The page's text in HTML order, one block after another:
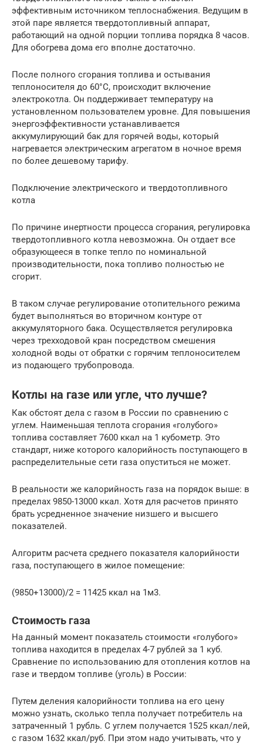
эффективным источником теплоснабжения. Ведущим в
этой паре является твердотопливный аппарат,
работающий на одной порции топлива порядка 8 часов.
Для обогрева дома его вполне достаточно.
После полного сгорания топлива и остывания
теплоносителя до 60°С, происходит включение
электрокотла. Он поддерживает температуру на
установленном пользователем уровне. Для повышения
энергоэффективности устанавливается
аккумулирующий бак для горячей воды, который
нагревается электрическим агрегатом в ночное время
по более дешевому тарифу.
Подключение электрического и твердотопливного
котла
По причине инертности процесса сгорания, регулировка
твердотопливного котла невозможна. Он отдает все
образующееся в топке тепло по номинальной
производительности, пока топливо полностью не
сгорит.
В таком случае регулирование отопительного режима
будет выполняться во вторичном контуре от
аккумуляторного бака. Осуществляется регулировка
через трехходовой кран посредством смешения
холодной воды от обратки с горячим теплоносителем
из подающего трубопровода.
Котлы на газе или угле, что лучше?
Как обстоят дела с газом в России по сравнению с
углем. Наименьшая теплота сгорания «голубого»
топлива составляет 7600 ккал на 1 кубометр. Это
стандарт, ниже которого калорийность поступающего в
распределительные сети газа опуститься не может.
В реальности же калорийность газа на порядок выше: в
пределах 9850-13000 ккал. Хотя для расчетов принято
брать усредненное значение низшего и высшего
показателей.
Алгоритм расчета среднего показателя калорийности
газа, поступающего в жилое помещение:
(9850+13000)/2 = 11425 ккал на 1м3.
Стоимость газа
На данный момент показатель стоимости «голубого»
топлива находится в пределах 4-7 рублей за 1 куб.
Сравнение по использованию для отопления котлов на
газе и твердом топливе (уголь) в России:
Путем деления калорийности топлива на его цену
можно узнать, сколько тепла получает потребитель на
затраченный 1 рубль. С углем получается 1525 ккал/лей,
с газом 1632 ккал/руб. При этом надо учитывать, что у